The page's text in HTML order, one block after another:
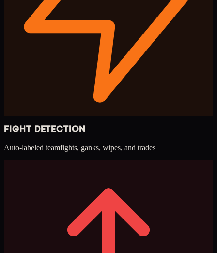
FIGHT DETECTION
Auto-labeled teamfights, ganks, wipes, and trades